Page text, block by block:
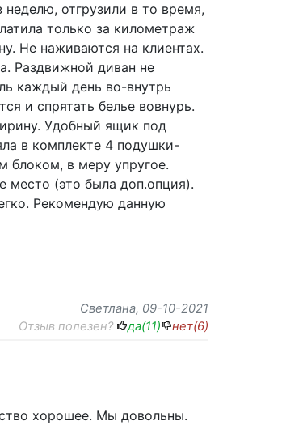
неделю, отгрузили в то время,
только за километраж
Не наживаются на клиентах.
Раздвижной диван не
каждый день во-внутрь
и спрятать белье вовнурь.
Удобный ящик под
в комплекте 4 подушки-
блоком, в меру упругое.
место (это была доп.опция).
Рекомендую данную
Светлана, 09-10-2021
Отзыв полезен?
да(11) нет(6)
хорошее. Мы довольны.